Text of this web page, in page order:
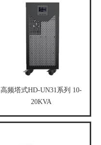
高频塔式HD-UN31系列 10-
20KVA